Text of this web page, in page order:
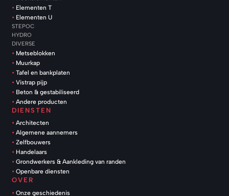
Elementen T
Elementen U
STEPOC
HYDRO
DIVERSE
Metseblokken
Muurkap
Tafel en bankplaten
Vistrap pijp
Beton & gestabiliseerd
Andere producten
DIENSTEN
Architecten
Algemene aannemers
Zelfbouwers
Handelaars
Grondwerkers & Aankleding van randen
Openbare diensten
OVER
Onze geschiedenis